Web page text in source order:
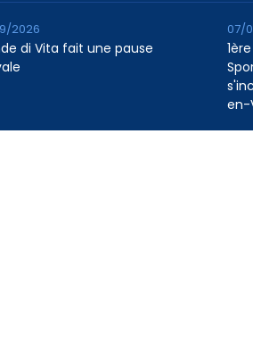
di Vita fait une pause
2026
en-
07/